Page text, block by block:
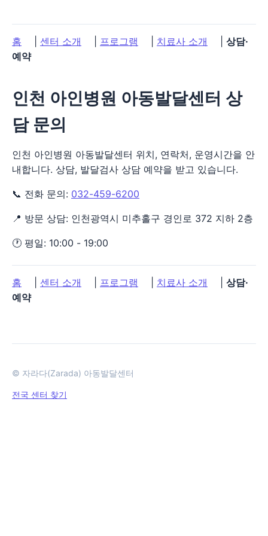
홈 센터 소개 프로그램 치료사 소개
상담·
예약
인천 아인병원 아동발달센터 상
담 문의
인천 아인병원 아동발달센터 위치, 연락처, 운영시간을 안
내합니다. 상담, 발달검사 상담 예약을 받고 있습니다.
📞 전화 문의: 032-459-6200
📍 방문 상담: 인천광역시 미추홀구 경인로 372 지하 2층
🕐 평일: 10:00 - 19:00
홈 센터 소개 프로그램 치료사 소개
상담·
예약
© 자라다(Zarada) 아동발달센터
전국 센터 찾기